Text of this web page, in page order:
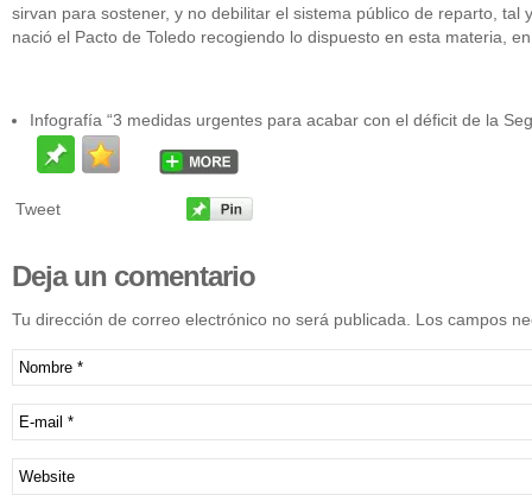
sirvan para sostener, y no debilitar el sistema público de reparto, tal
nació el Pacto de Toledo recogiendo lo dispuesto en esta materia,
Infografía “3 medidas urgentes para acabar con el déficit de la
Tweet
Dejaun comentario
Tu dirección de correo electrónico no será publicada. Los campos